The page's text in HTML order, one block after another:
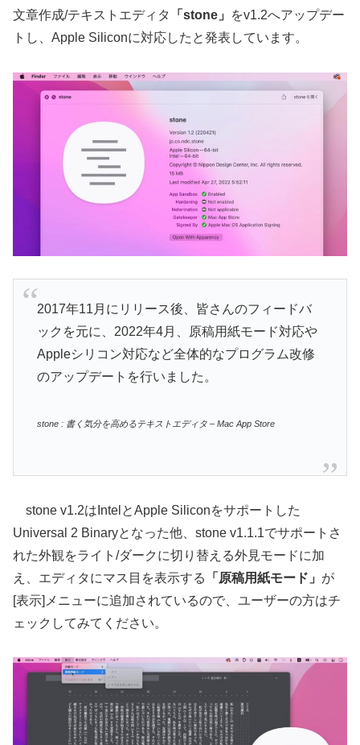
文章作成/テキストエディタ
「stone」
をv1.2へアップデー
トし、Apple Siliconに対応したと発表しています。
2017年11月にリリース後、皆さんのフィードバ
ックを元に、2022年4月、原稿用紙モード対応や
Appleシリコン対応など全体的なプログラム改修
のアップデートを行いました。
‎stone : 書く気分を高めるテキストエディタ – Mac App Store
stone v1.2はIntelとApple Siliconをサポートした
Universal 2 Binaryとなった他、stone v1.1.1でサポートさ
れた外観をライト/ダークに切り替える外見モードに加
え、エディタにマス目を表示する
「原稿用紙モード」 が
[表示]メニューに追加されているので、ユーザーの方はチ
ェックしてみてください。